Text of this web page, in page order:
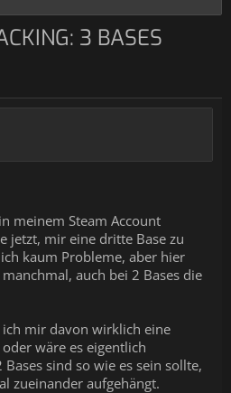
3 BASES
meinem Steam Account
jetzt, mir eine dritte Base zu
kaum Probleme, aber hier
auch bei 2 Bases die
ich mir davon wirklich eine
wäre es eigentlich
sind so wie es sein sollte,
zueinander aufgehängt.